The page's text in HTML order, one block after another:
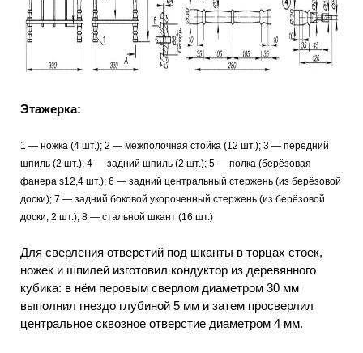
Этажерка:
1 — ножка (4 шт.); 2 — межполочная стойка (12 шт.); 3 — передний
шпиль (2 шт.); 4 — задний шпиль (2 шт.); 5 — полка (берёзовая
фанера s12,4 шт.); 6 — задний центральный стержень (из берёзовой
доски); 7 — задний боковой укороченный стержень (из берёзовой
доски, 2 шт.); 8 — стальной шкант (16 шт.)
Для сверления отверстий под шканты в торцах стоек,
ножек и шпилей изготовил кондуктор из деревянного
кубика: в нём перовым сверлом диаметром 30 мм
выполнил гнездо глубиной 5 мм и затем просверлил
центральное сквозное отверстие диаметром 4 мм.